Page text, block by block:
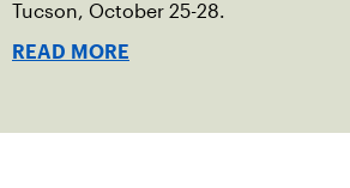
Tucson, October 25-28.
READ MORE